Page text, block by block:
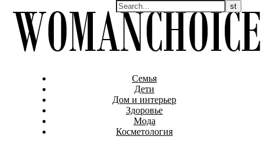
Семья
Дети
Дом и интерьер
Здоровье
Мода
Косметология